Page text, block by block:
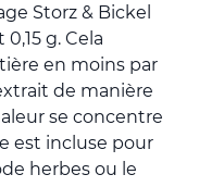
Storz & Bickel
g. Cela
en moins par
de manière
se concentre
est incluse pour
herbes ou le